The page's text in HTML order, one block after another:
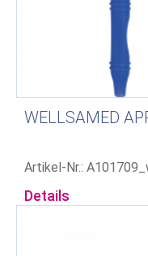
WELLSAMED
Artikel-Nr.:
Details